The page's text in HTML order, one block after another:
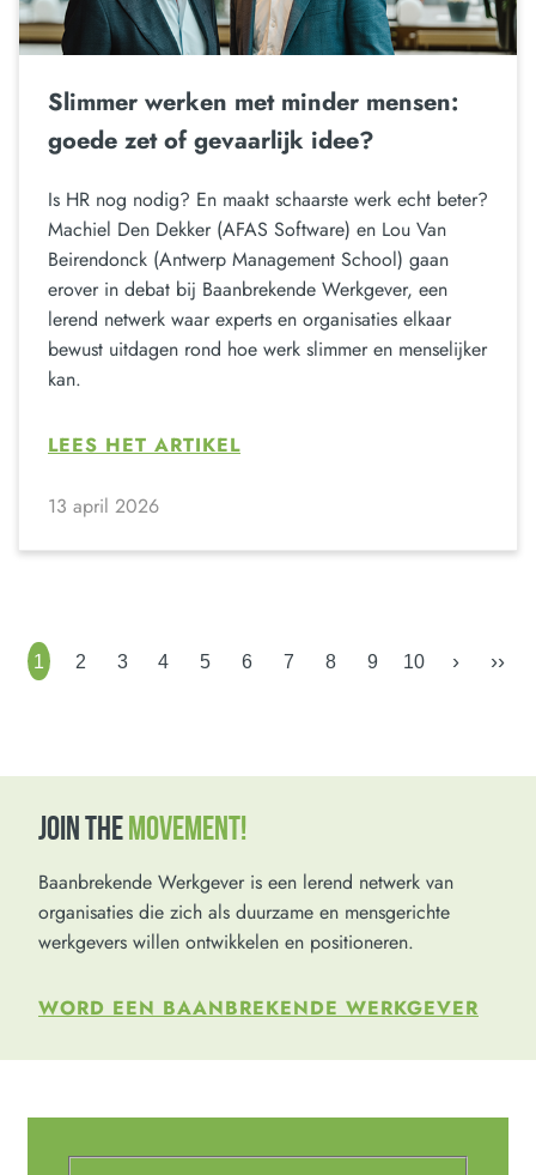
Slimmer werken met minder mensen:
goede zet of gevaarlijk idee?
Is HR nog nodig? En maakt schaarste werk echt beter?
Machiel Den Dekker (AFAS Software) en Lou Van
Beirendonck (Antwerp Management School) gaan
erover in debat bij Baanbrekende Werkgever, een
lerend netwerk waar experts en organisaties elkaar
bewust uitdagen rond hoe werk slimmer en menselijker
kan.
LEES HET ARTIKEL
13 april 2026
1 2 3 4 5 6 7 8 9 10 › ››
JOIN THEMOVEMENT!
Baanbrekende Werkgever is een lerend netwerk van
organisaties die zich als duurzame en mensgerichte
werkgevers willen ontwikkelen en positioneren.
WORD EEN BAANBREKENDE WERKGEVER